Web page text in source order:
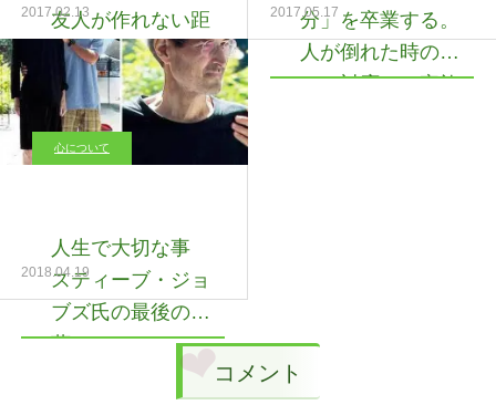
友人が作れない距
離感
2017.02.13
分」を卒業する。
人が倒れた時の正
しい対応と、家族
2017.05.17
心について
人生で大切な事
スティーブ・ジョ
ブズ氏の最後の言
葉
2018.04.19
コメント